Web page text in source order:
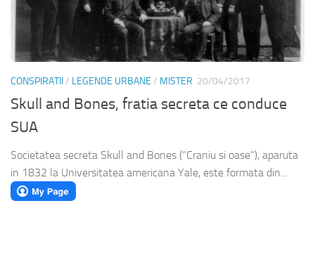
CONSPIRATII/ LEGENDE URBANE / MISTER 20/04/2017
Skull and Bones, fratia secreta ce conduce
SUA
Societatea secreta Skull and Bones (“Craniu si oase”), aparuta
in 1832 la Universitatea americana Yale, este formata din...